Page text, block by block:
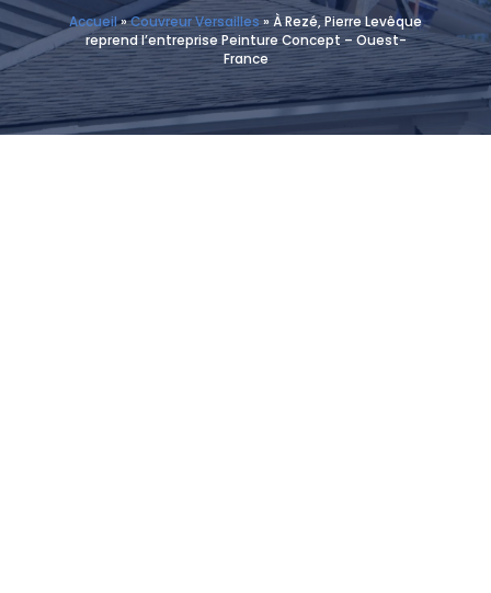
Accueil»Couvreur Versailles»À Rezé, Pierre Levêque
reprend l’entreprise Peinture Concept – Ouest-
France